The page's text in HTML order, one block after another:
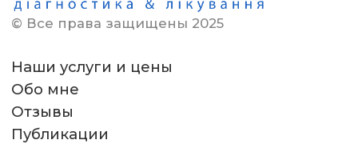
© Все права защищены 2025
Наши услуги и цены
Обо мне
Отзывы
Публикации